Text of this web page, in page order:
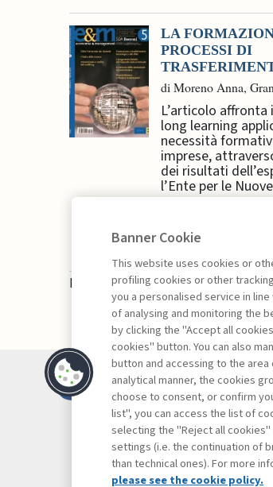
LA
PROCESSI DI
di Moreno Anna,
L’articolo
long learning
necessità
imprese,
dei risultati
l’Ente per le
La consultazione dei libri è
Banner Cookie
This website uses cookies or
profiling cookies or other
you a personalised service in
of analysing and monitoring the
by clicking the "Accept all
cookies" button. You can also
button and accessing to the
analytical manner, the cookies
choose to consent, or confirm
list", you can access the list of
selecting the "Reject all
settings (i.e. the continuation of
than technical ones). For more
please see the cookie policy.